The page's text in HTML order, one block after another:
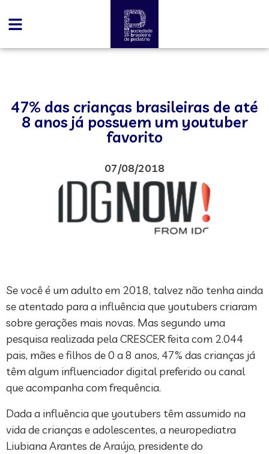
47% das crianças brasileiras de até
8 anos já possuem um youtuber
favorito
07/08/2018
Se você é um adulto em 2018, talvez não tenha ainda
se atentado para a influência que youtubers criaram
sobre gerações mais novas. Mas segundo uma
pesquisa realizada pela CRESCER feita com 2.044
pais, mães e filhos de 0 a 8 anos, 47% das crianças já
têm algum influenciador digital preferido ou canal
que acompanha com frequência.
Dada a influência que youtubers têm assumido na
vida de crianças e adolescentes, a neuropediatra
Liubiana Arantes de Araújo, presidente do